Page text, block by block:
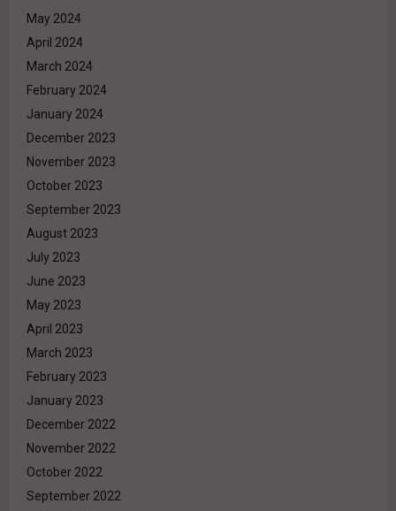
May 2024
April 2024
March 2024
February 2024
January 2024
December 2023
November 2023
October 2023
September 2023
August 2023
July 2023
June 2023
May 2023
April 2023
March 2023
February 2023
January 2023
December 2022
November 2022
October 2022
September 2022